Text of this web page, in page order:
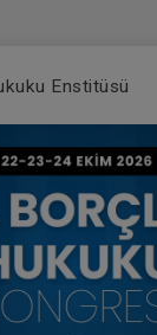
Enstitüsü